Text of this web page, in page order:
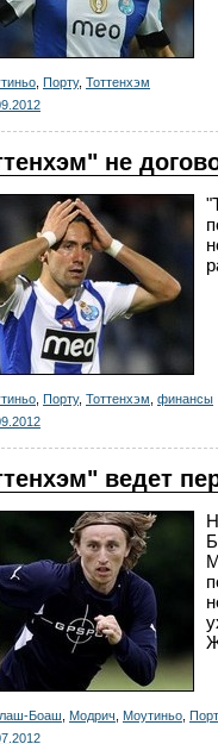
Порту, Тоттенхэм
не
Порту, Тоттенхэм финансы
ведет
Боаш Модрич Моутиньо